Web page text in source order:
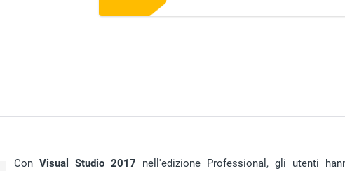
Con Visual Studio 2017 nell'edizione Professional, gli utenti